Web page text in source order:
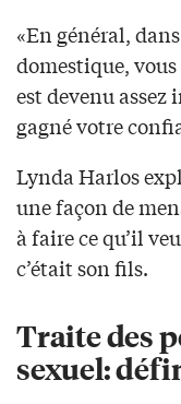
«En général,
domestique,
est devenu
gagné votre
Lynda Harlos
une façon de
à faire ce qu’il
c’était son fils.
Traite des
sexuel: